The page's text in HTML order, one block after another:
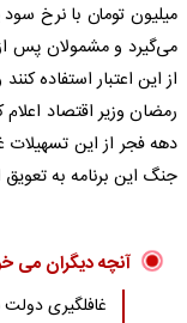
میلیون تومان با نرخ
می‌گیرد و مشمولان پس
از این اعتبار استفاده
رمضان وزیر اقتصاد
دهه فجر از این تسهیلات
جنگ این برنامه به تعویق
آنچه دیگران می